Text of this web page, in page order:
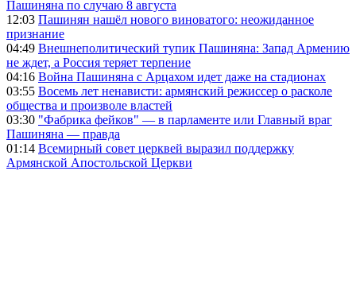
Пашиняна по случаю 8 августа
12:03 Пашинян нашёл нового виноватого: неожиданное
признание
04:49 Внешнеполитический тупик Пашиняна: Запад Армению
не ждет, а Россия теряет терпение
04:16 Война Пашиняна с Арцахом идет даже на стадионах
03:55 Восемь лет ненависти: армянский режиссер о расколе
общества и произволе властей
03:30 "Фабрика фейков" — в парламенте или Главный враг
Пашиняна — правда
01:14 Всемирный совет церквей выразил поддержку
Армянской Апостольской Церкви